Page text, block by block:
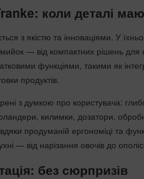
коли деталі
з якістю та інноваціями. У
— від компактних рішень для
функціями, такими як
продуктів.
з думкою про користувача:
килимки, дозатори,
продуманій ергономіці та
— від нарізання овочів до
без сюрпризів